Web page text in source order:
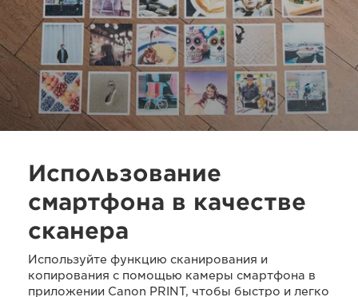
Использование
смартфона в качестве
сканера
Используйте функцию сканирования и
копирования с помощью камеры смартфона в
приложении Canon PRINT, чтобы быстро и легко